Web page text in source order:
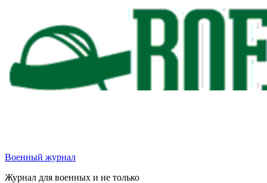
Военный журнал
Журнал для военных и не только